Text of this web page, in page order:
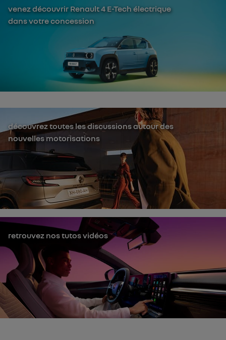
venez découvrir Renault 4 E-Tech électrique
dans votre concession
découvrez toutes les discussions autour des
nouvelles motorisations
retrouvez nos tutos vidéos